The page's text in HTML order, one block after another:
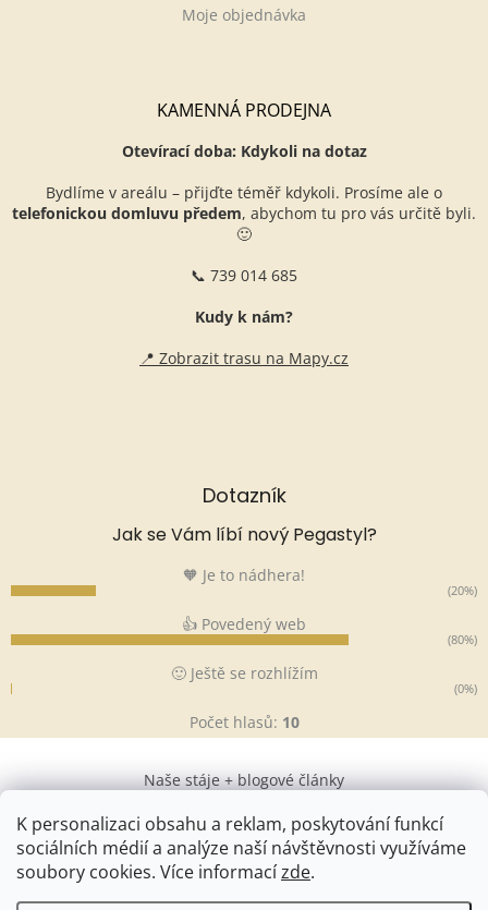
K personalizaci obsahu a reklam, poskytování funkcí
sociálních médií a analýze naší návštěvnosti využíváme
soubory cookies. Více informacízde.
Moje objednávka
KAMENNÁ PRODEJNA
Otevírací doba: Kdykoli na dotaz
Bydlíme v areálu – přijďte téměř kdykoli. Prosíme ale o
telefonickou domluvu předem, abychom tu pro vás určitě byli.
🙂
📞 739 014 685
Kudy k nám?
📍 Zobrazit trasu na Mapy.cz
Dotazník
Jak se Vám líbí nový Pegastyl?
🧡 Je to nádhera!
(20%)
👍 Povedený web
(80%)
🙂 Ještě se rozhlížím
(0%)
Počet hlasů: 10
Naše stáje + blogové články